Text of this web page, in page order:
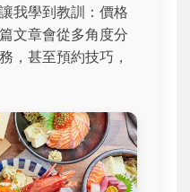
我學到教訓：價格
文章會從多角度分
，甚至預約技巧，